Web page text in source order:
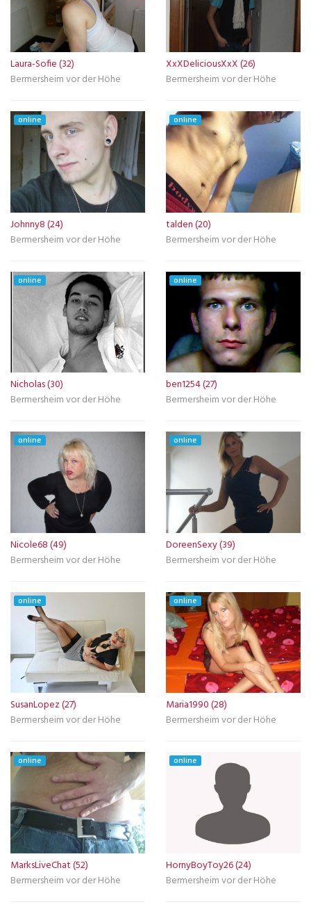
Laura-Sofie (32)
Bermersheim vor der Höhe
XxXDeliciousXxX (26)
Bermersheim vor der Höhe
online
Johnny8 (24)
Bermersheim vor der Höhe
online
talden (20)
Bermersheim vor der Höhe
online
Nicholas (30)
Bermersheim vor der Höhe
online
ben1254 (27)
Bermersheim vor der Höhe
online
Nicole68 (49)
Bermersheim vor der Höhe
online
DoreenSexy (39)
Bermersheim vor der Höhe
online
SusanLopez (27)
Bermersheim vor der Höhe
online
Maria1990 (28)
Bermersheim vor der Höhe
online
MarksLiveChat (52)
Bermersheim vor der Höhe
online
HornyBoyToy26 (24)
Bermersheim vor der Höhe